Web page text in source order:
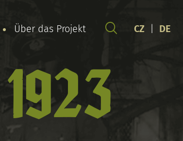
Über das Projekt CZ DE